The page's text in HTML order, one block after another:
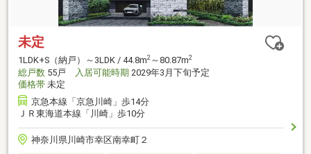
未定
1LDK+S（納戸）～3LDK / 44.8m2 ～80.87m2
総戸数 55戸 入居可能時期 2029年3月下旬予定
価格帯 未定
京急本線「京急川崎」歩14分
ＪＲ東海道本線「川崎」歩10分
神奈川県川崎市幸区南幸町２